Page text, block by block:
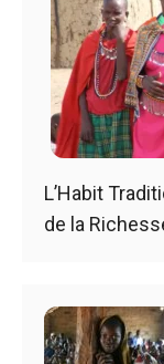
L’Habit
de la